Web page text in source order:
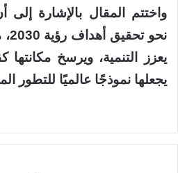
واختتم المقال بالإشارة إلى
يعزز التنمية، ويرسخ مكانتها
يجعلها نموذجًا عالميًا للتطور